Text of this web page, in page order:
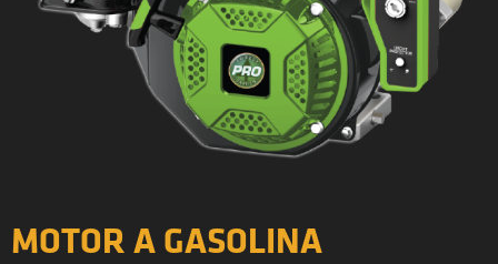
MOTOR A GASOLINA